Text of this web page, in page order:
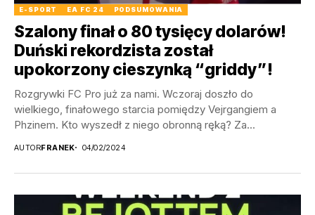
E-SPORT EA FC 24 PODSUMOWANIA
Szalony finał o 80 tysięcy dolarów!
Duński rekordzista został
upokorzony cieszynką “griddy”!
Rozgrywki FC Pro już za nami. Wczoraj doszło do
wielkiego, finałowego starcia pomiędzy Vejrgangiem a
Phzinem. Kto wyszedł z niego obronną ręką? Za...
AUTORFRANEK 04/02/2024